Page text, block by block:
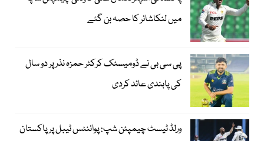
میں لنکاشائر کا حصہ بن گئے
پی سی بی نے ڈومیسٹک کرکٹر حمزہ نذر پر دو سال
کی پابندی عائد کردی
ورلڈ ٹیسٹ چیمپئن شپ: پوائنٹس ٹیبل پر پاکستان